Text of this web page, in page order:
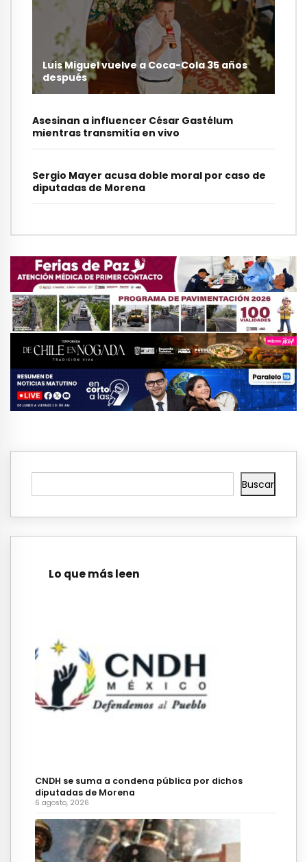
Luis Miguel vuelve a Coca-Cola 35 años
después
Asesinan a influencer César Gastélum
mientras transmitía en vivo
Sergio Mayer acusa doble moral por caso de
diputadas de Morena
Buscar
Lo que más leen
CNDH se suma a condena pública por dichos
diputadas de Morena
6 agosto, 2026